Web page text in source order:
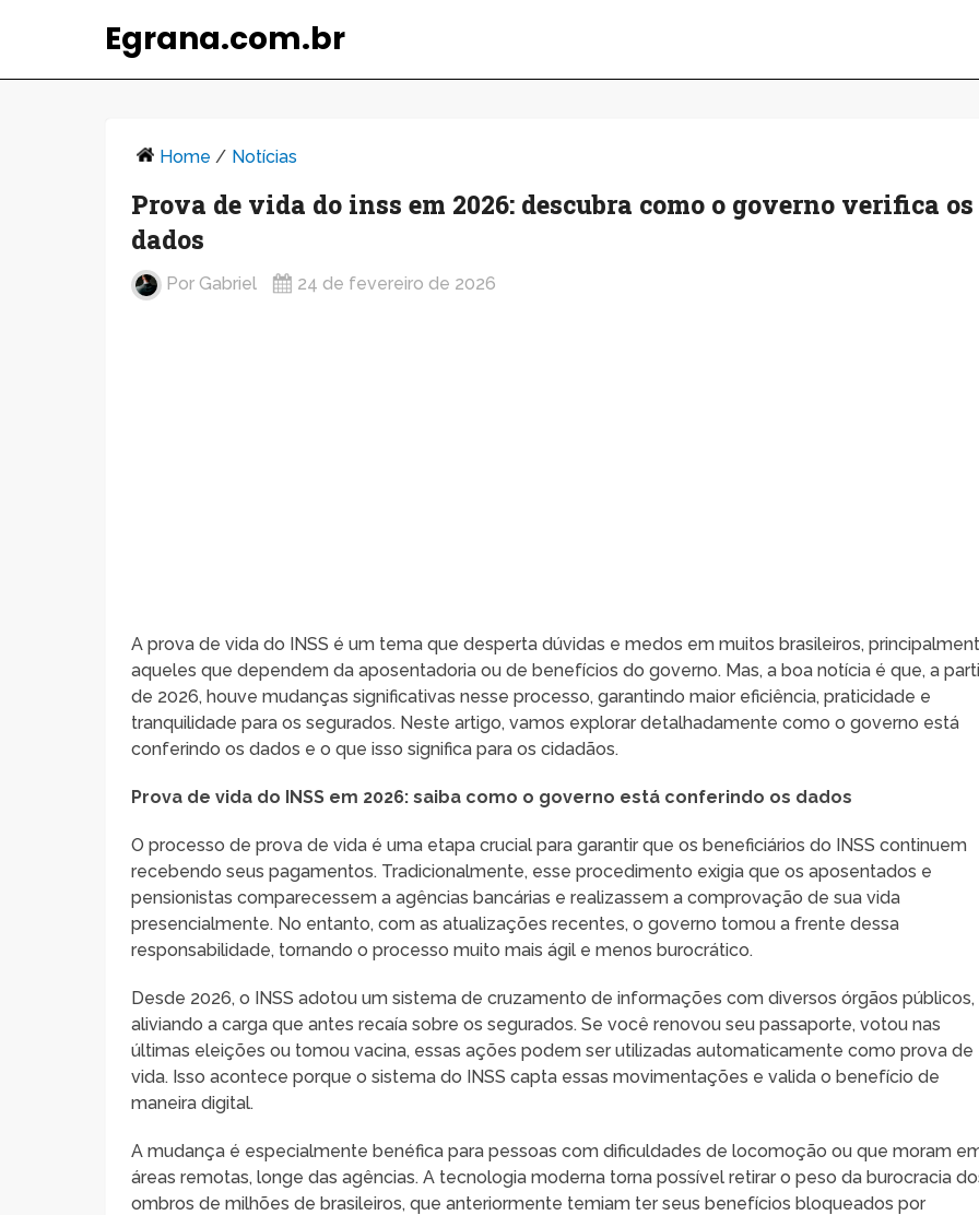
Egrana.com.br
Home / Notícias
Prova de vida do inss em 2026: descubra como o governo verifica os
dados
Por Gabriel 24 de fevereiro de 2026
A prova de vida do INSS é um tema que desperta dúvidas e medos em muitos brasileiros,
aqueles que dependem da aposentadoria ou de benefícios do governo. Mas, a boa notícia é que, a
de 2026, houve mudanças significativas nesse processo, garantindo maior eficiência, praticidade e
tranquilidade para os segurados. Neste artigo, vamos explorar detalhadamente como o governo está
conferindo os dados e o que isso significa para os cidadãos.
Prova de vida do INSS em 2026: saiba como o governo está conferindo os dados
O processo de prova de vida é uma etapa crucial para garantir que os beneficiários do INSS continuem
recebendo seus pagamentos. Tradicionalmente, esse procedimento exigia que os aposentados e
pensionistas comparecessem a agências bancárias e realizassem a comprovação de sua vida
presencialmente. No entanto, com as atualizações recentes, o governo tomou a frente dessa
responsabilidade, tornando o processo muito mais ágil e menos burocrático.
Desde 2026, o INSS adotou um sistema de cruzamento de informações com diversos órgãos públicos,
aliviando a carga que antes recaía sobre os segurados. Se você renovou seu passaporte, votou nas
últimas eleições ou tomou vacina, essas ações podem ser utilizadas automaticamente como prova de
vida. Isso acontece porque o sistema do INSS capta essas movimentações e valida o benefício de
maneira digital.
A mudança é especialmente benéfica para pessoas com dificuldades de locomoção ou que moram
áreas remotas, longe das agências. A tecnologia moderna torna possível retirar o peso da burocracia
ombros de milhões de brasileiros, que anteriormente temiam ter seus benefícios bloqueados por